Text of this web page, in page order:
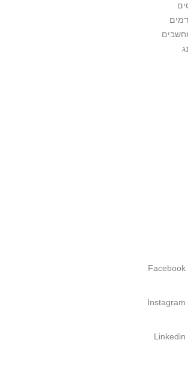
Facebook
Instagram
Linkedin